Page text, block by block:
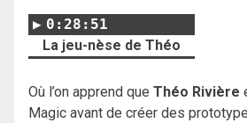
0:28:51
La jeu-nèse de Théo
Où l’on apprend que Théo Rivière
Magic avant de créer des